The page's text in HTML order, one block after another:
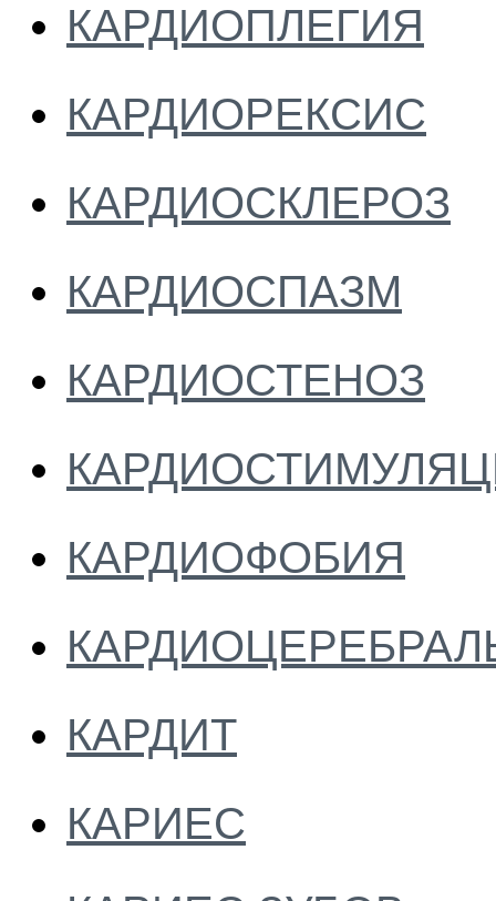
КАРДИОПЛЕГИЯ
КАРДИОРЕКСИС
КАРДИОСКЛЕРОЗ
КАРДИОСПАЗМ
КАРДИОСТЕНОЗ
КАРДИОФОБИЯ
КАРДИТ
КАРИЕС